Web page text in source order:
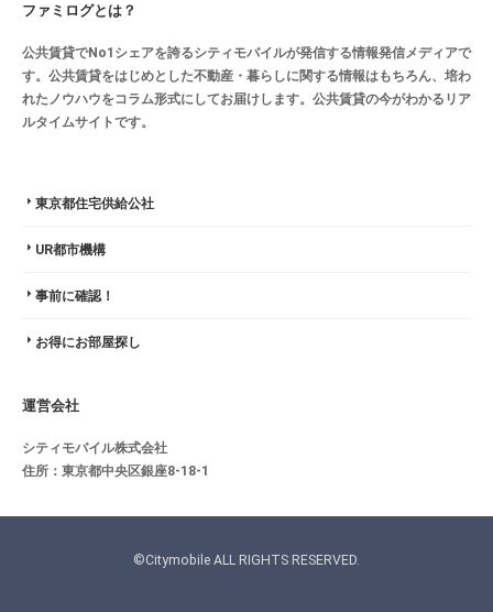
ファミログとは？
公共賃貸でNo1シェアを誇るシティモバイルが発信する情報発信メディアで
す。公共賃貸をはじめとした不動産・暮らしに関する情報はもちろん、培わ
れたノウハウをコラム形式にしてお届けします。公共賃貸の今がわかるリア
ルタイムサイトです。
東京都住宅供給公社
UR都市機構
事前に確認！
お得にお部屋探し
運営会社
シティモバイル株式会社
住所：東京都中央区銀座8-18-1
©Citymobile ALL RIGHTS RESERVED.